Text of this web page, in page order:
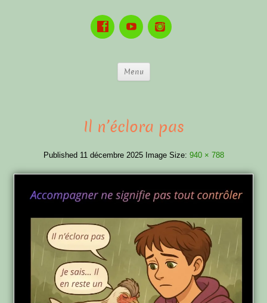
Menu
Il n’éclora pas
Published 11 décembre 2025 Image Size: 940 × 788